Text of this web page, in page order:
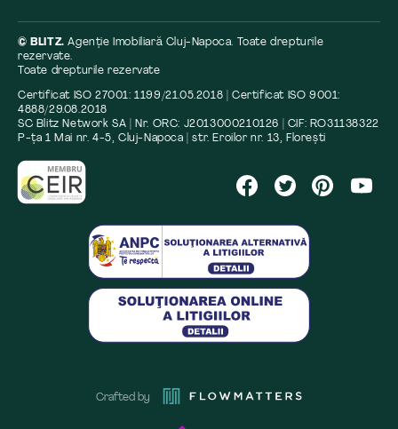
© BLITZ.Agenție Imobiliară Cluj-Napoca. Toate drepturile
rezervate.
Toate drepturile rezervate
Certificat ISO 27001: 1199/21.05.2018 | Certificat ISO 9001:
4888/29.08.2018
SC Blitz Network SA | Nr. ORC: J2013000210126 | CIF: RO31138322
P-ța 1 Mai nr. 4-5, Cluj-Napoca | str. Eroilor nr. 13, Florești
Crafted by